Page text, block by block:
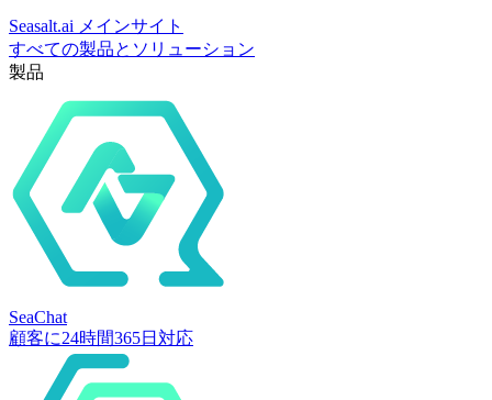
Seasalt.ai メインサイト
すべての製品とソリューション
製品
SeaChat
顧客に24時間365日対応